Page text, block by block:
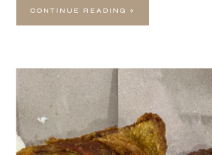
CONTINUE READING »